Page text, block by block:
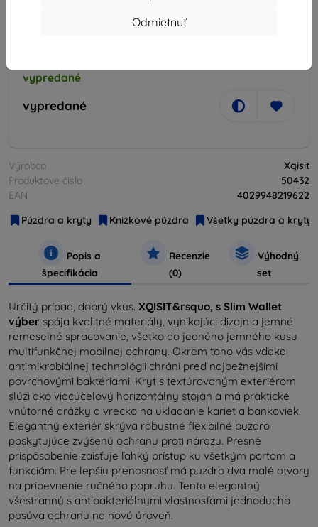
Odmietnuť
Zľava s kupónom EXTRA10
vypredané
vypredané
Výrobca
Xqisit
Produktové číslo
50432
EAN
4029948219622
Púzdra a kryty
Knižkové púzdra Všetky púzdra a kryty
Popis a
špecifikácia
Recenzie
(0)
Výhodný
set
Určitý prípad, dobrý vkus. XQISIT&rsquo, s Slim Wallet
výber spája kvalitné materiály, vynikajúci dizajn a jemné
remeselné spracovanie, všetko do jedného jemného kusu
multifunkčnej mobilnej ochrany. Okrem toho vás vďaka
antimikrobiálnej technológii chráni pred najbežnejšími
povrchovými baktériami. Kryt s textúrovaným exteriérom
slúži ako viacúčelový horizontálny stojan a má praktické
vnútorné drážky a vrecko na ukladanie kariet a bankoviek.
Elegantný exteriér skrýva robustné flexibilné puzdro
poskytujúce zvýšenú ochranu proti nárazu. Presné
prispôsobenie zaisťuje ľahký prístup ku všetkým portom a
funkciám. Pre lepšiu prenosnosť má puzdro dva malé otvory
na pripevnenie ručného popruhu. Tento elegantný
všestranný s antibakteriálnymi vlastnosťami jednoducho
posúva ochranu na novú úroveň.